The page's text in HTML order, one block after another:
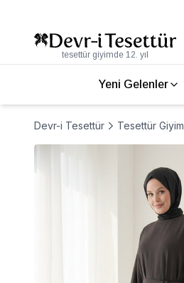
tesettür giyimde 12. yıl
Yeni Gelenler
Devr-i Tesettür Tesettür Giyim